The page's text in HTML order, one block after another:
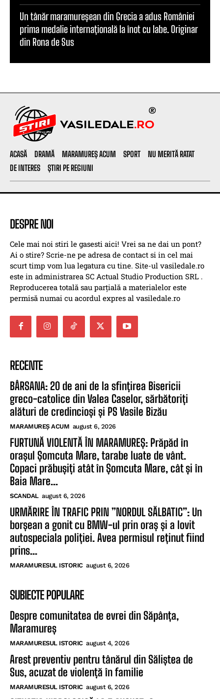
Un tânăr maramureșean din Grecia a adus României
prima medalie internațională la înot cu labe. Originar
din Rona de Sus
ACASĂ DRAMĂ MARAMUREȘ ACUM SPORT
NU MERITĂ RATAT
DE INTERES
ȘTIRI PE REGIUNI
DESPRE NOI
Cele mai noi stiri le gasesti aici! Vrei sa ne dai un pont?
Ai o stire? Scrie-ne pe adresa de contact si in cel mai
scurt timp vom lua legatura cu tine. Site-ul vasiledale.ro
este in administrarea SC Actual Studio Production SRL .
Reproducerea totală sau parțială a materialelor este
permisă numai cu acordul expres al vasiledale.ro
RECENTE
BÂRSANA: 20 de ani de la sfințirea Bisericii
greco-catolice din Valea Caselor, sărbătoriți
alături de credincioși și PS Vasile Bizău
MARAMUREȘ ACUM august 6, 2026
FURTUNĂ VIOLENTĂ ÎN MARAMUREȘ: Prăpăd în
orașul Șomcuta Mare, tarabe luate de vânt.
Copaci prăbușiți atât în Șomcuta Mare, cât și în
Baia Mare...
SCANDAL august 6, 2026
URMĂRIRE ÎN TRAFIC PRIN ”NORDUL SĂLBATIC”: Un
borșean a gonit cu BMW-ul prin oraș și a lovit
autospeciala poliției. Avea permisul reținut fiind
prins...
MARAMURESUL ISTORIC august 6, 2026
SUBIECTE POPULARE
Despre comunitatea de evrei din Săpânța,
Maramureș
MARAMURESUL ISTORIC august 4, 2026
Arest preventiv pentru tânărul din Săliștea de
Sus, acuzat de violență în familie
MARAMURESUL ISTORIC august 6, 2026